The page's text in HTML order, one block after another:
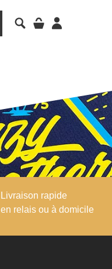
Livraison rapide
en relais ou à domicile